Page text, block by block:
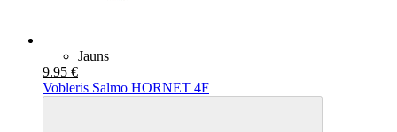
Jauns
9.95 €
Vobleris Salmo HORNET 4F